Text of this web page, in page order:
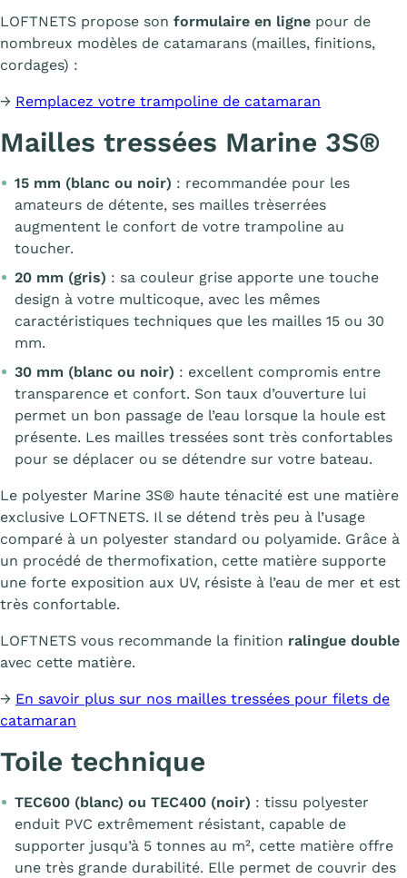
LOFTNETS propose son formulaire en ligne pour de
nombreux modèles de catamarans (mailles, finitions,
cordages) :
→ Remplacez votre trampoline de catamaran
Mailles tressées Marine 3S®
15 mm (blanc ou noir) : recommandée pour les
amateurs de détente, ses mailles trèserrées
augmentent le confort de votre trampoline au
toucher.
20 mm (gris) : sa couleur grise apporte une touche
design à votre multicoque, avec les mêmes
caractéristiques techniques que les mailles 15 ou 30
mm.
30 mm (blanc ou noir) : excellent compromis entre
transparence et confort. Son taux d’ouverture lui
permet un bon passage de l’eau lorsque la houle est
présente. Les mailles tressées sont très confortables
pour se déplacer ou se détendre sur votre bateau.
Le polyester Marine 3S® haute ténacité est une matière
exclusive LOFTNETS. Il se détend très peu à l’usage
comparé à un polyester standard ou polyamide. Grâce à
un procédé de thermofixation, cette matière supporte
une forte exposition aux UV, résiste à l’eau de mer et est
très confortable.
LOFTNETS vous recommande la finition ralingue double
avec cette matière.
→ En savoir plus sur nos mailles tressées pour filets de
catamaran
Toile technique
TEC600 (blanc) ou TEC400 (noir) : tissu polyester
enduit PVC extrêmement résistant, capable de
supporter jusqu’à 5 tonnes au m², cette matière offre
une très grande durabilité. Elle permet de couvrir des